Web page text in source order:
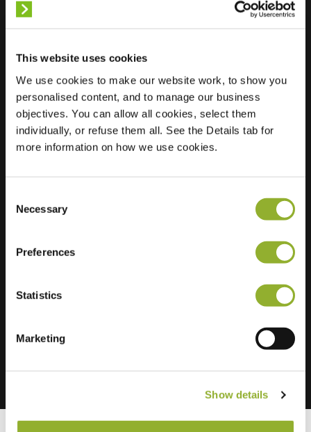
This website uses cookies
We use cookies to make our website work, to show you
personalised content, and to manage our business
objectives. You can allow all cookies, select them
individually, or refuse them all. See the Details tab for
more information on how we use cookies.
Selection
Necessary
Preferences
Statistics
Marketing
Show details
Enkalaan 50
6717 ZA Ede
Holandia
Regular Charging 1 of 2 available
Dodatkowe informacje